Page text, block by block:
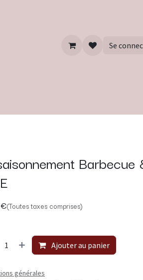
Se
€(Toutes taxes comprises)
Ajouter au panier
générales